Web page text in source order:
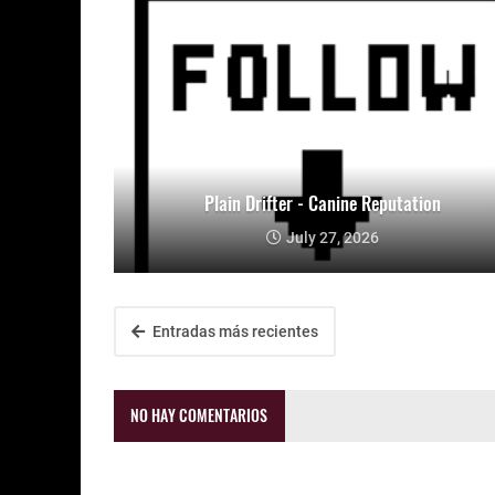
Plain Drifter - Canine Reputation
July 27, 2026
Entradas más recientes
NO HAY COMENTARIOS